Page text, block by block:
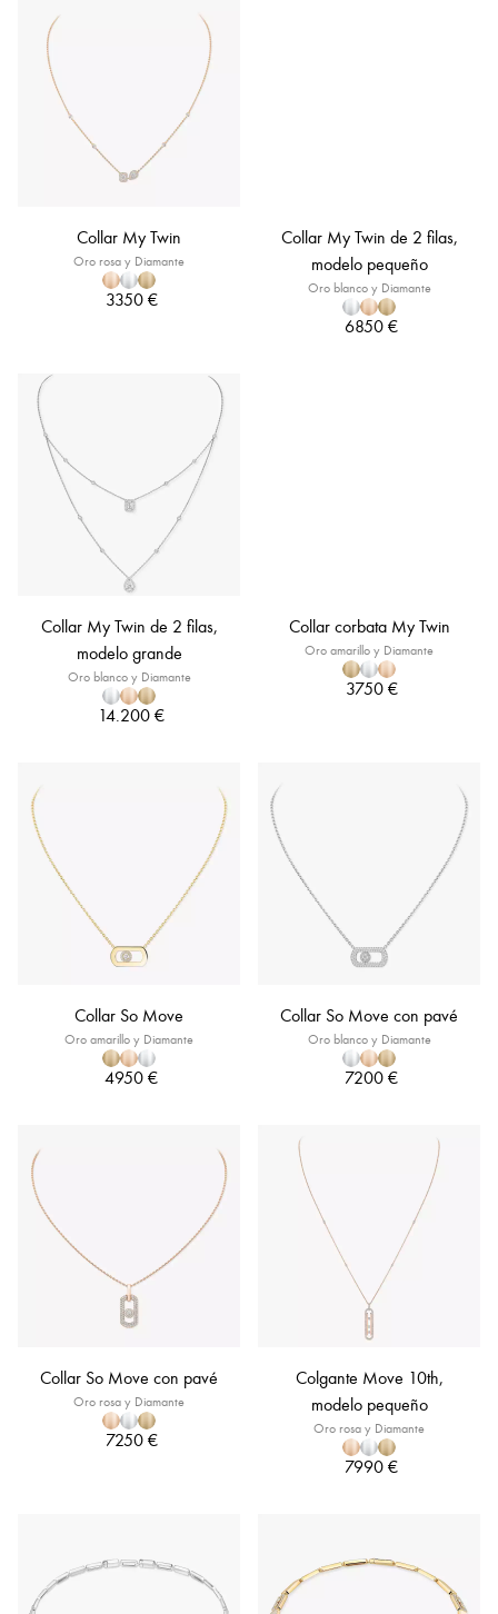
Collar My Twin
Oro rosa y Diamante
3350 €
Collar My Twin de 2 filas,
modelo pequeño
Oro blanco y Diamante
6850 €
Collar My Twin de 2 filas,
modelo grande
Oro blanco y Diamante
14.200 €
Collar corbata My Twin
Oro amarillo y Diamante
3750 €
Collar So Move
Oro amarillo y Diamante
4950 €
Collar So Move con pavé
Oro blanco y Diamante
7200 €
Collar So Move con pavé
Oro rosa y Diamante
7250 €
Colgante Move 10th,
modelo pequeño
Oro rosa y Diamante
7990 €